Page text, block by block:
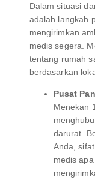
Dalam situasi
adalah langkah
mengirimkan
medis segera.
tentang rumah
berdasarkan
Pusat
Menekan
darurat.
Anda,
medis